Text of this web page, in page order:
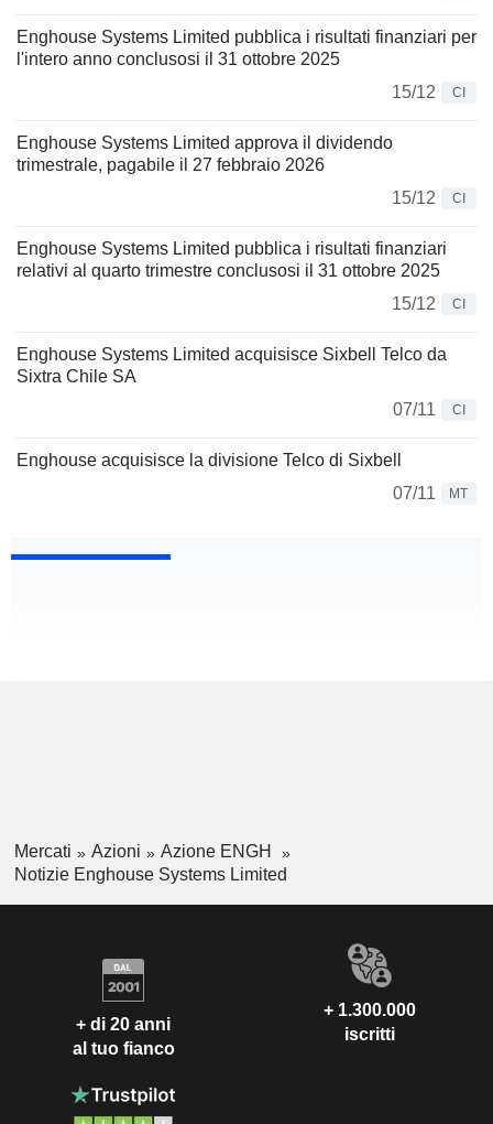
Enghouse Systems Limited pubblica i risultati finanziari per
l'intero anno conclusosi il 31 ottobre 2025
15/12
CI
Enghouse Systems Limited approva il dividendo
trimestrale, pagabile il 27 febbraio 2026
15/12
CI
Enghouse Systems Limited pubblica i risultati finanziari
relativi al quarto trimestre conclusosi il 31 ottobre 2025
15/12
CI
Enghouse Systems Limited acquisisce Sixbell Telco da
Sixtra Chile SA
07/11
CI
Enghouse acquisisce la divisione Telco di Sixbell
07/11
MT
Mercati Azioni
Azione ENGH
Notizie Enghouse Systems Limited
+ di 20 anni
al tuo fianco
+ 1.300.000
iscritti